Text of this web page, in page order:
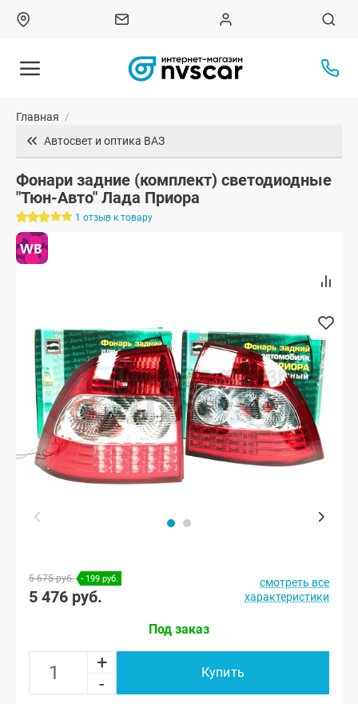
Главная /
Автосвет и оптика ВАЗ
Фонари задние (комплект) светодиодные
"Тюн-Авто" Лада Приора
1 отзыв к товару
5 675 руб. - 199 руб.
5 476 руб.
смотреть все
характеристики
Под заказ
+
-
Купить